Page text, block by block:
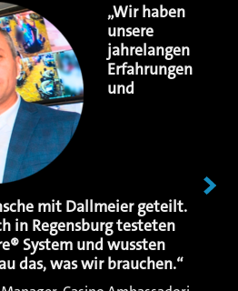
„Wir haben
unsere
jahrelangen
Erfahrungen
und
mit Dallmeier geteilt.
in Regensburg testeten
System und wussten
das, was wir brauchen.“